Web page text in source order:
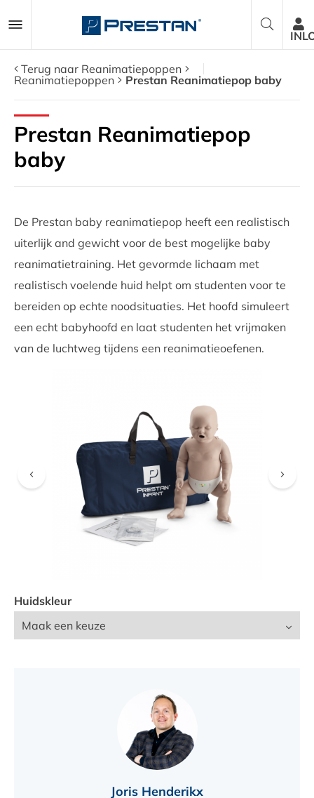
Reanimatiepoppen
AED Trainers
Pakketten
Accessoires
Onderdelen
Over ons
VIND EEN DEALER
Terug naar Reanimatiepoppen
Reanimatiepoppen
Prestan Reanimatiepop baby
Prestan Reanimatiepop
baby
De Prestan baby reanimatiepop heeft een realistisch
uiterlijk and gewicht voor de best mogelijke baby
reanimatietraining. Het gevormde lichaam met
realistisch voelende huid helpt om studenten voor te
bereiden op echte noodsituaties. Het hoofd simuleert
een echt babyhoofd en laat studenten het vrijmaken
van de luchtweg tijdens een reanimatieoefenen.
Huidskleur
Joris Henderikx